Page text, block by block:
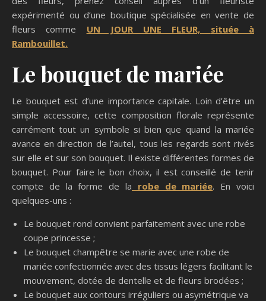
expérimenté ou d’une boutique spécialisée en vente de
fleurs comme
UN JOURUNE FLEUR, située à
Rambouillet.
Le bouquet de mariée
Le bouquet est d’une importance capitale. Loin d’être un
simple accessoire, cette composition florale représente
carrément tout un symbole si bien que quand la mariée
avance en direction de l’autel, tous les regards sont rivés
sur elle et sur son bouquet. Il existe différentes formes de
bouquet. Pour faire le bon choix, il est conseillé de tenir
compte de la forme de la robe de mariée. En voici
quelques-uns :
Le bouquet rond convient parfaitement avec une robe
coupe princesse ;
Le bouquet champêtre se marie avec une robe de
mariée confectionnée avec des tissus légers facilitant le
mouvement, dotée de dentelle et de fleurs brodées ;
Le bouquet aux contours irréguliers ou asymétrique va